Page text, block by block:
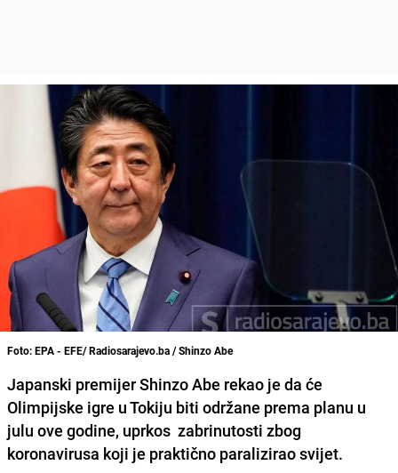
Foto: EPA - EFE/ Radiosarajevo.ba / Shinzo Abe
Japanski premijerShinzo Abe rekao je da će
Olimpijske igre u Tokiju biti održane prema planu u
julu ove godine, uprkos zabrinutosti zbog
koronavirusa koji je praktično paralizirao svijet.